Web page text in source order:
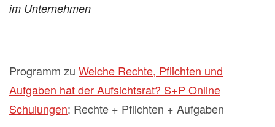
im Unternehmen
Programm zu Welche Rechte, Pflichten und
Aufgaben hat der Aufsichtsrat? S+P Online
Schulungen: Rechte + Pflichten + Aufgaben